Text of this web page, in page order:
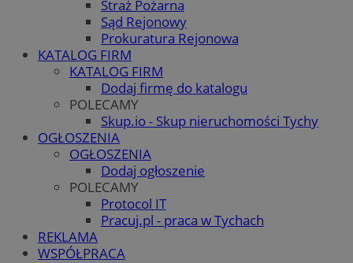
Straż Pożarna
Sąd Rejonowy
Prokuratura Rejonowa
KATALOG FIRM
KATALOG FIRM
Dodaj firmę do katalogu
POLECAMY
Skup.io - Skup nieruchomości Tychy
OGŁOSZENIA
OGŁOSZENIA
Dodaj ogłoszenie
POLECAMY
Protocol IT
Pracuj.pl - praca w Tychach
REKLAMA
WSPÓŁPRACA